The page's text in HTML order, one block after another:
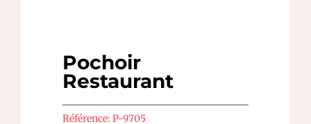
Pochoir
Restaurant
Référence: P-9705